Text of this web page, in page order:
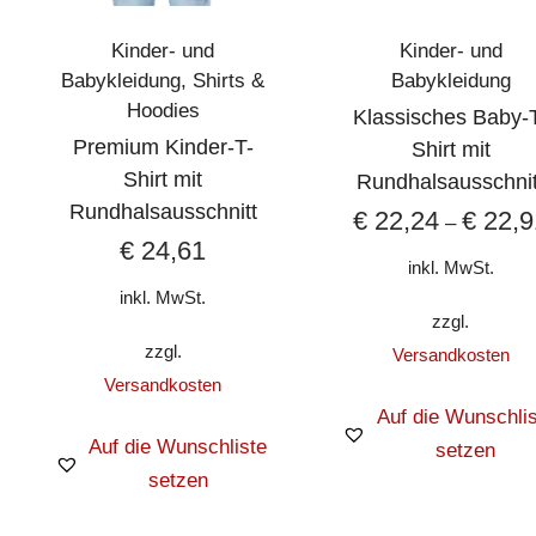
Kinder- und
Babykleidung, Shirts &
Hoodies
Premium Kinder-T-
Shirt mit
Rundhalsausschnitt
€ 24,61
inkl. MwSt.
zzgl.
Versandkosten
Auf die Wunschliste
setzen
Kinder- und
Babykleidung
Klassisches Baby-
Shirt mit
€ 22,24 –€
inkl. MwSt.
zzgl.
Versandkosten
Auf die
setzen